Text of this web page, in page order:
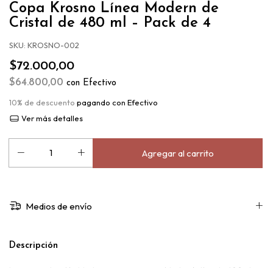
Copa Krosno Línea Modern de
Cristal de 480 ml – Pack de 4
SKU: KROSNO-002
$72.000,00
$64.800,00 con Efectivo
10% de descuento pagando con Efectivo
Ver más detalles
Medios de envío
Descripción